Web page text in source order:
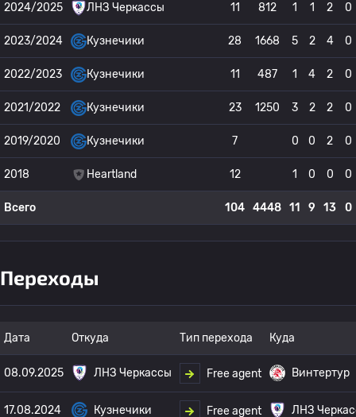
2024/2025 ЛНЗ Черкассы 11 812 1 1 2 0
2023/2024 Кузнечики 28 1668 5 2 4 0
2022/2023 Кузнечики 11 487 1 4 2 0
2021/2022 Кузнечики 23 1250 3 2 2 0
2019/2020 Кузнечики 7 0 0 2 0
2018 Heartland 12 1 0 0 0
Всего 104 4448 11 9 13 0
Переходы
Дата Откуда Тип перехода Куда
08.09.2025 ЛНЗ Черкассы Free agent Винтертур
17.08.2024 Кузнечики Free agent ЛНЗ